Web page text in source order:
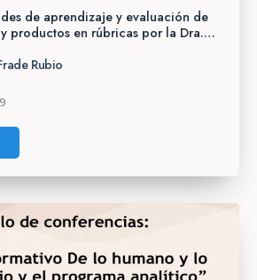
de aprendizaje y evaluación de
productos en rúbricas por la Dra.
Rubio
9